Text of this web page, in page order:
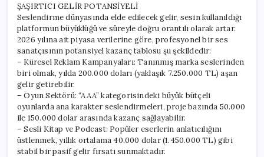
ŞAŞIRTICI GELİR POTANSİYELİ
Seslendirme dünyasında elde edilecek gelir, sesin kullanıldığı
platformun büyüklüğü ve süreyle doğru orantılı olarak artar.
2026 yılına ait piyasa verilerine göre, profesyonel bir ses
sanatçısının potansiyel kazanç tablosu şu şekildedir:
– Küresel Reklam Kampanyaları: Tanınmış marka seslerinden
biri olmak, yılda 200.000 doları (yaklaşık 7.250.000 TL) aşan
gelir getirebilir.
– Oyun Sektörü: “AAA” kategorisindeki büyük bütçeli
oyunlarda ana karakter seslendirmeleri, proje bazında 50.000
ile 150.000 dolar arasında kazanç sağlayabilir.
– Sesli Kitap ve Podcast: Popüler eserlerin anlatıcılığını
üstlenmek, yıllık ortalama 40.000 dolar (1.450.000 TL) gibi
stabil bir pasif gelir fırsatı sunmaktadır.